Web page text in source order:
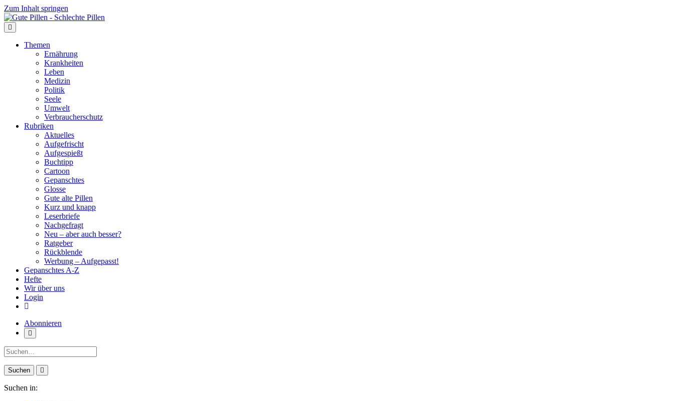
Zum Inhalt springen
Themen
Ernährung
Krankheiten
Leben
Medizin
Politik
Seele
Umwelt
Verbraucherschutz
Rubriken
Aktuelles
Aufgefrischt
Aufgespießt
Buchtipp
Cartoon
Gepanschtes
Glosse
Gute alte Pillen
Kurz und knapp
Leserbriefe
Nachgefragt
Neu – aber auch besser?
Ratgeber
Rückblende
Werbung – Aufgepasst!
Gepanschtes A-Z
Hefte
Wir über uns
Login
Abonnieren
Suche:
Suchen in: